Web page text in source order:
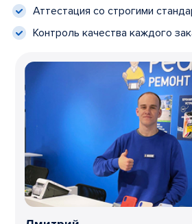
Аттестация со строгими
Контроль качества каждого